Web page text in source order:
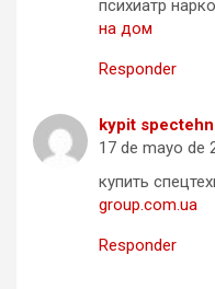
психиатр
на дом
Responder
kypit
17 de mayo de
купить
group.com.ua
Responder